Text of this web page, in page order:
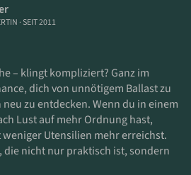
HAUS-FINDER
WERDEN
· SEIT 2011
– klingt kompliziert? Ganz im
dich von unnötigem Ballast zu
zu entdecken. Wenn du in einem
Lust auf mehr Ordnung hast,
Utensilien mehr erreichst.
die nicht nur praktisch ist, sondern